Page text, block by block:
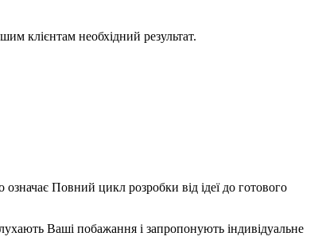
клієнтам необхідний результат.
Повний цикл розробки від ідеї до готового
Ваші побажання і запропонують індивідуальне